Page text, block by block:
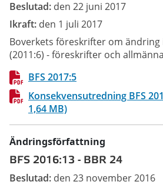
Beslutad: den 22 juni 2017
Ikraft: den 1 juli 2017
Boverkets föreskrifter om ändring
(2011:6) - föreskrifter och
BFS 2017:5
Konsekvensutredning BFS
1,64 MB)
Ändringsförfattning
BFS 2016:13 - BBR 24
Beslutad: den 23 november 2016